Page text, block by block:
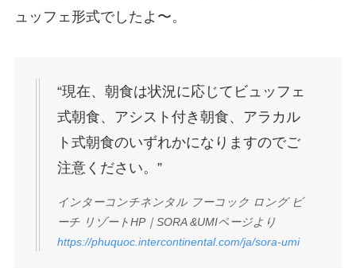
ュッフェ形式でしたよ〜。
“現在、朝食は状況に応じてビュッフェ
式朝食、アシスト付き朝食、アラカル
ト式朝食のいずれかになりますのでご
注意ください。”
インターコンチネンタル フーコック ロング ビ
ーチ リゾートHP｜SORA &UMIページより
https://phuquoc.intercontinental.com/ja/sora-umi